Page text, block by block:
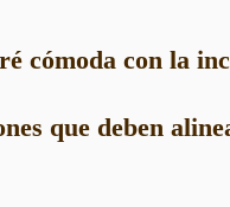
cómoda con la
que deben